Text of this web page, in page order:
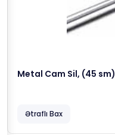
Metal Cam Sil, (45 sm)
Ətraflı Bax